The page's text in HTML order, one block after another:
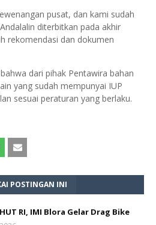
pusat, dan kami sudah
diterbitkan pada akhir
rekomendasi dan dokumen
dari pihak Pentawira bahan
yang sudah mempunyai IUP
sesuai peraturan yang berlaku.
POSTINGAN INI
RI, IMI Blora Gelar Drag Bike